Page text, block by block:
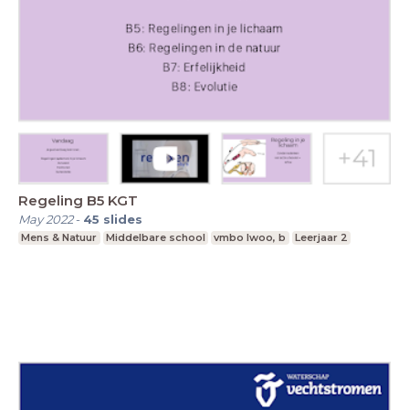
Regeling B5 KGT
May 2022- 45 slides
Mens & Natuur Middelbare school vmbo lwoo, b Leerjaar 2